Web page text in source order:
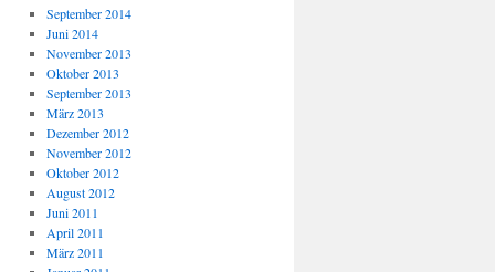
September 2014
Juni 2014
November 2013
Oktober 2013
September 2013
März 2013
Dezember 2012
November 2012
Oktober 2012
August 2012
Juni 2011
April 2011
März 2011